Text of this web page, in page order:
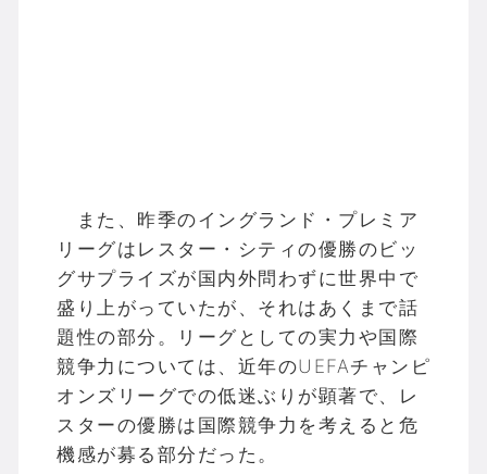
また、昨季のイングランド・プレミア
リーグはレスター・シティの優勝のビッ
グサプライズが国内外問わずに世界中で
盛り上がっていたが、それはあくまで話
題性の部分。リーグとしての実力や国際
競争力については、近年のUEFAチャンピ
オンズリーグでの低迷ぶりが顕著で、レ
スターの優勝は国際競争力を考えると危
機感が募る部分だった。